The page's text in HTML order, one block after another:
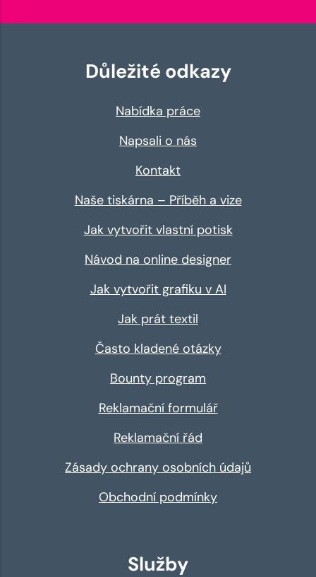
Důležité odkazy
Nabídka práce
Napsali o nás
Kontakt
Naše tiskárna – Příběh a vize
Jak vytvořit vlastní potisk
Návod na online designer
Jak vytvořit grafiku v AI
Jak prát textil
Často kladené otázky
Bounty program
Reklamační formulář
Reklamační řád
Zásady ochrany osobních údajů
Obchodní podmínky
Služby